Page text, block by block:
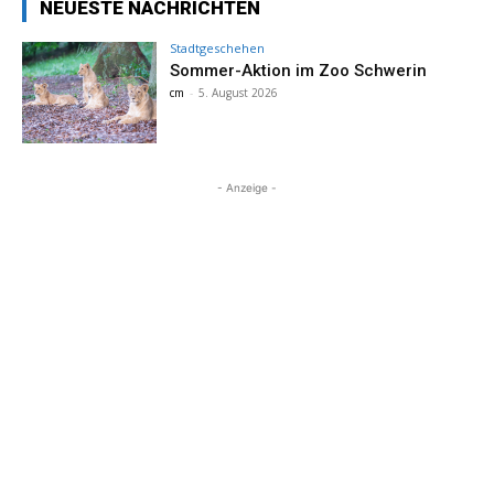
NEUESTE NACHRICHTEN
Stadtgeschehen
Sommer-Aktion im Zoo Schwerin
cm - 5. August 2026
- Anzeige -